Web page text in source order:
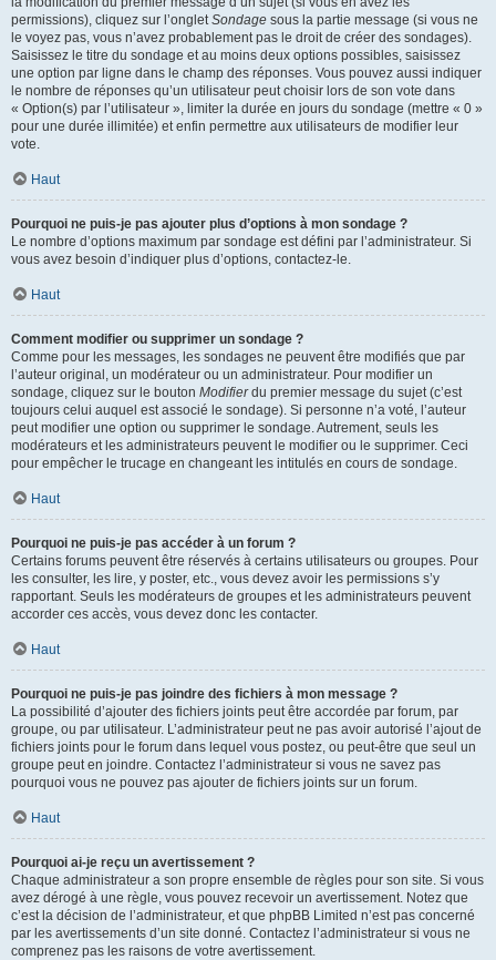
permissions), cliquez sur l’ongletSondage sous la partie message (si vous ne
le voyez pas, vous n’avez probablement pas le droit de créer des sondages).
Saisissez le titre du sondage et au moins deux options possibles, saisissez
une option par ligne dans le champ des réponses. Vous pouvez aussi indiquer
le nombre de réponses qu’un utilisateur peut choisir lors de son vote dans
« Option(s) par l’utilisateur », limiter la durée en jours du sondage (mettre « 0 »
pour une durée illimitée) et enfin permettre aux utilisateurs de modifier leur
vote.
Haut
Pourquoi ne puis-je pas ajouter plus d’options à mon sondage ?
Le nombre d’options maximum par sondage est défini par l’administrateur. Si
vous avez besoin d’indiquer plus d’options, contactez-le.
Haut
Comment modifier ou supprimer un sondage ?
Comme pour les messages, les sondages ne peuvent être modifiés que par
l’auteur original, un modérateur ou un administrateur. Pour modifier un
sondage, cliquez sur le bouton Modifierdu premier message du sujet (c’est
toujours celui auquel est associé le sondage). Si personne n’a voté, l’auteur
peut modifier une option ou supprimer le sondage. Autrement, seuls les
modérateurs et les administrateurs peuvent le modifier ou le supprimer. Ceci
pour empêcher le trucage en changeant les intitulés en cours de sondage.
Haut
Pourquoi ne puis-je pas accéder à un forum ?
Certains forums peuvent être réservés à certains utilisateurs ou groupes. Pour
les consulter, les lire, y poster, etc., vous devez avoir les permissions s’y
rapportant. Seuls les modérateurs de groupes et les administrateurs peuvent
accorder ces accès, vous devez donc les contacter.
Haut
Pourquoi ne puis-je pas joindre des fichiers à mon message ?
La possibilité d’ajouter des fichiers joints peut être accordée par forum, par
groupe, ou par utilisateur. L’administrateur peut ne pas avoir autorisé l’ajout de
fichiers joints pour le forum dans lequel vous postez, ou peut-être que seul un
groupe peut en joindre. Contactez l’administrateur si vous ne savez pas
pourquoi vous ne pouvez pas ajouter de fichiers joints sur un forum.
Haut
Pourquoi ai-je reçu un avertissement ?
Chaque administrateur a son propre ensemble de règles pour son site. Si vous
avez dérogé à une règle, vous pouvez recevoir un avertissement. Notez que
c’est la décision de l’administrateur, et que phpBB Limited n’est pas concerné
par les avertissements d’un site donné. Contactez l’administrateur si vous ne
comprenez pas les raisons de votre avertissement.